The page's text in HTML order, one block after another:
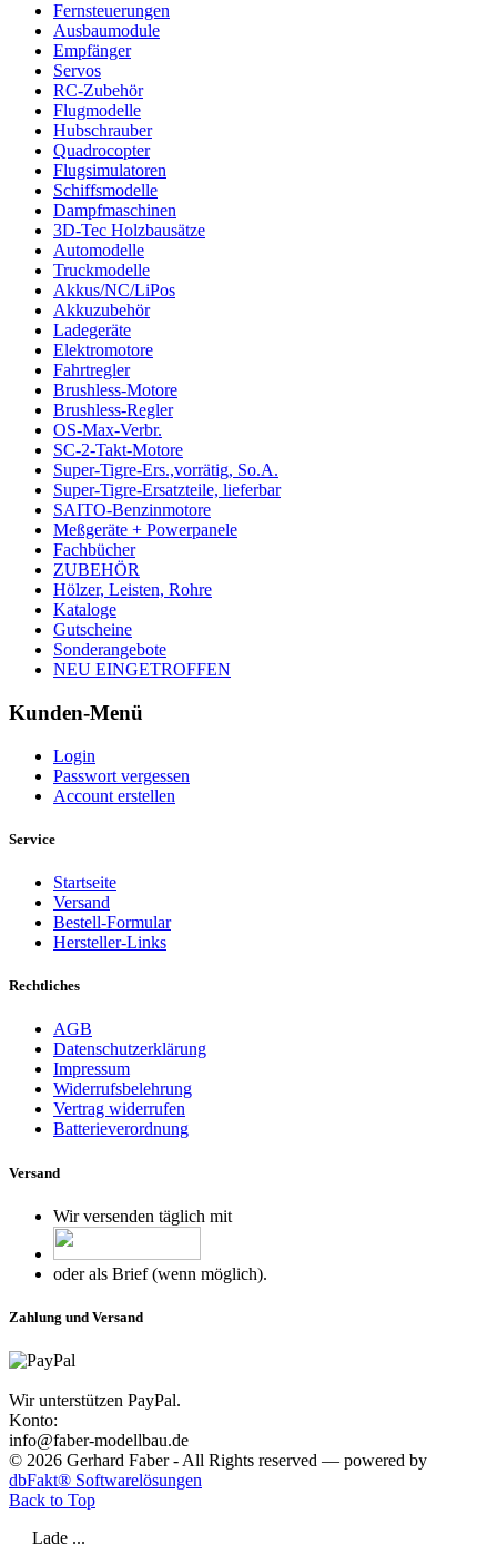
Fernsteuerungen
Ausbaumodule
Empfänger
Servos
RC-Zubehör
Flugmodelle
Hubschrauber
Quadrocopter
Flugsimulatoren
Schiffsmodelle
Dampfmaschinen
3D-Tec Holzbausätze
Automodelle
Truckmodelle
Akkus/NC/LiPos
Akkuzubehör
Ladegeräte
Elektromotore
Fahrtregler
Brushless-Motore
Brushless-Regler
OS-Max-Verbr.
SC-2-Takt-Motore
Super-Tigre-Ers.,vorrätig, So.A.
Super-Tigre-Ersatzteile, lieferbar
SAITO-Benzinmotore
Meßgeräte + Powerpanele
Fachbücher
ZUBEHÖR
Hölzer, Leisten, Rohre
Kataloge
Gutscheine
Sonderangebote
NEU EINGETROFFEN
Kunden-Menü
Login
Passwort vergessen
Account erstellen
Service
Startseite
Versand
Bestell-Formular
Hersteller-Links
Rechtliches
AGB
Datenschutzerklärung
Impressum
Widerrufsbelehrung
Vertrag widerrufen
Batterieverordnung
Versand
Wir versenden täglich mit
oder als Brief (wenn möglich).
Zahlung und Versand
Wir unterstützen PayPal.
Konto:
info@faber-modellbau.de
© 2026 Gerhard Faber - All Rights reserved — powered by
dbFakt® Softwarelösungen
Back to Top
Lade ...